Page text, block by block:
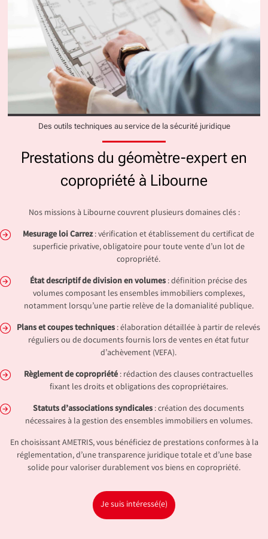
Des outils techniques au service de la sécurité juridique
Prestations du géomètre-expert en
copropriété à Libourne
Nos missions à Libourne couvrent plusieurs domaines clés :
Mesurage loi Carrez: vérification et établissement du certificat de
superficie privative, obligatoire pour toute vente d’un lot de
copropriété.
État descriptif de division en volumes : définition précise des
volumes composant les ensembles immobiliers complexes,
notamment lorsqu’une partie relève de la domanialité publique.
Plans et coupes techniques : élaboration détaillée à partir de relevés
réguliers ou de documents fournis lors de ventes en état futur
d’achèvement (VEFA).
Règlement de copropriété : rédaction des clauses contractuelles
fixant les droits et obligations des copropriétaires.
Statuts d’associations syndicales : création des documents
nécessaires à la gestion des ensembles immobiliers en volumes.
En choisissant AMETRIS, vous bénéficiez de prestations conformes à la
réglementation, d’une transparence juridique totale et d’une base
solide pour valoriser durablement vos biens en copropriété.
Je suis intéressé(e)